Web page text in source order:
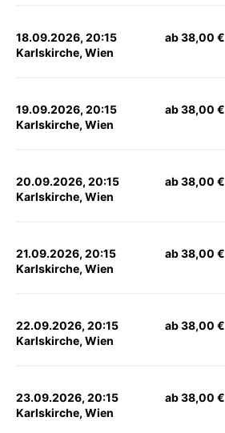
18.09.2026, 20:15
Karlskirche, Wien
ab 38,00 €
19.09.2026, 20:15
Karlskirche, Wien
ab 38,00 €
20.09.2026, 20:15
Karlskirche, Wien
ab 38,00 €
21.09.2026, 20:15
Karlskirche, Wien
ab 38,00 €
22.09.2026, 20:15
Karlskirche, Wien
ab 38,00 €
23.09.2026, 20:15
Karlskirche, Wien
ab 38,00 €